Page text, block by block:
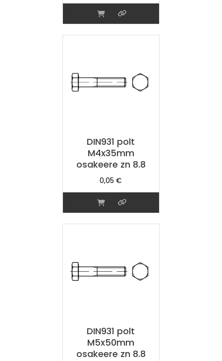
DIN931 polt
M4x35mm
osakeere zn 8.8
0,05€
DIN931 polt
M5x50mm
osakeere zn 8.8